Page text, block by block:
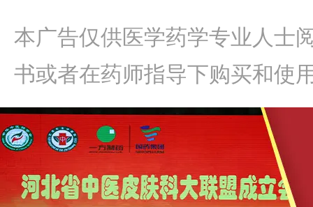
本广告仅供医学药学专业人士
书或者在药师指导下购买和使